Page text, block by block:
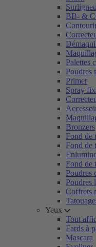
BB- &
Palettes
Poudres
Primer
Spray
Bronzers
Fond de
Fond de
Fond de
Poudres
Poudres
Coffrets
Yeux
Tout
Fards à
Mascara